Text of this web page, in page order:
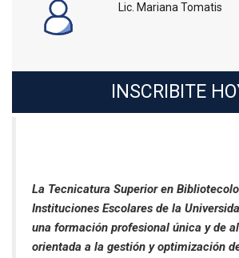
Lic. Mariana Tomatis
INSCRIBITE
La Tecnicatura Superior en
Instituciones Escolares de la
una formación profesional única y de
orientada a la gestión y optimización